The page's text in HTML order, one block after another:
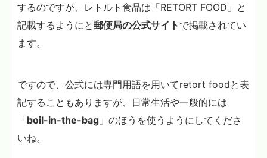
するのですが、レトルト食品は「RETORT FOOD」と
記載するようにと郵便局の公式サイト で掲載されてい
ます。
ですので、公式には専門用語を用いてretort foodと表
記することもありますが、日常生活や一般的には
「boil-in-the-bag 」のほうを使うようにしてくださ
いね。